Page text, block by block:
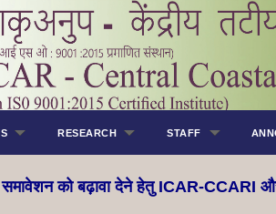
RESEARCH STAFF
समावेशन को बढ़ावा देने हेतु ICAR-CCARI और